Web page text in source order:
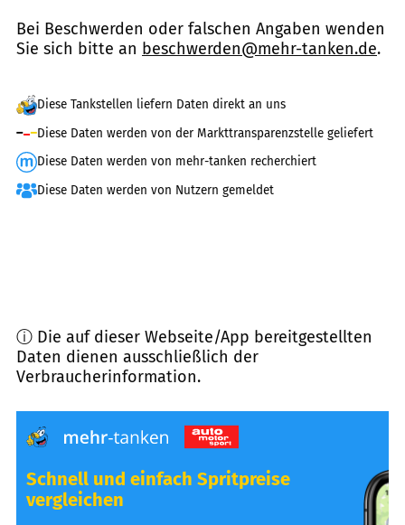
Bei Beschwerden oder falschen Angaben wenden
Sie sich bitte an beschwerden@mehr-tanken.de.
Diese Tankstellen liefern Daten direkt an uns
Diese Daten werden von der Markttransparenzstelle geliefert
Diese Daten werden von mehr-tanken recherchiert
Diese Daten werden von Nutzern gemeldet
ⓘ Die auf dieser Webseite/App bereitgestellten
Daten dienen ausschließlich der
Verbraucherinformation.
Schnell und einfach Spritpreise
vergleichen